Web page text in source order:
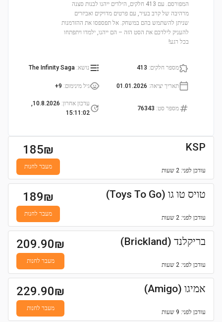
המפורסם. עם 413 חלקים, הילדים ייהנו לבנות סצנה
מרהיבה של קרב בעיר, עם פרטים מדויקים ואביזרים
שניתן להשתמש בהם במשחק. אל תפספסו את ההזדמנות
להעניק לילדכם את הסט הזה – הם ייהנו, ילמדו ויתפתחו
בכל רגע!
מספר חלקים:
413 נושא:
The Infinity Saga
תאריך יציאה:
01.01.2026 גיל מינימום:
9+
מספר סט:
76343
עדכון אחרון:
10.8.2026,
15:11:02
KSP
עודכן לפני: 2 שעות
185₪
מעבר לחנות
טויס טו גו (Toys To Go)
עודכן לפני: 2 שעות
189₪
מעבר לחנות
בריקלנד (Brickland)
עודכן לפני: 2 שעות
209.90₪
מעבר לחנות
אמיגו (Amigo)
עודכן לפני: 9 שעות
229.90₪
מעבר לחנות